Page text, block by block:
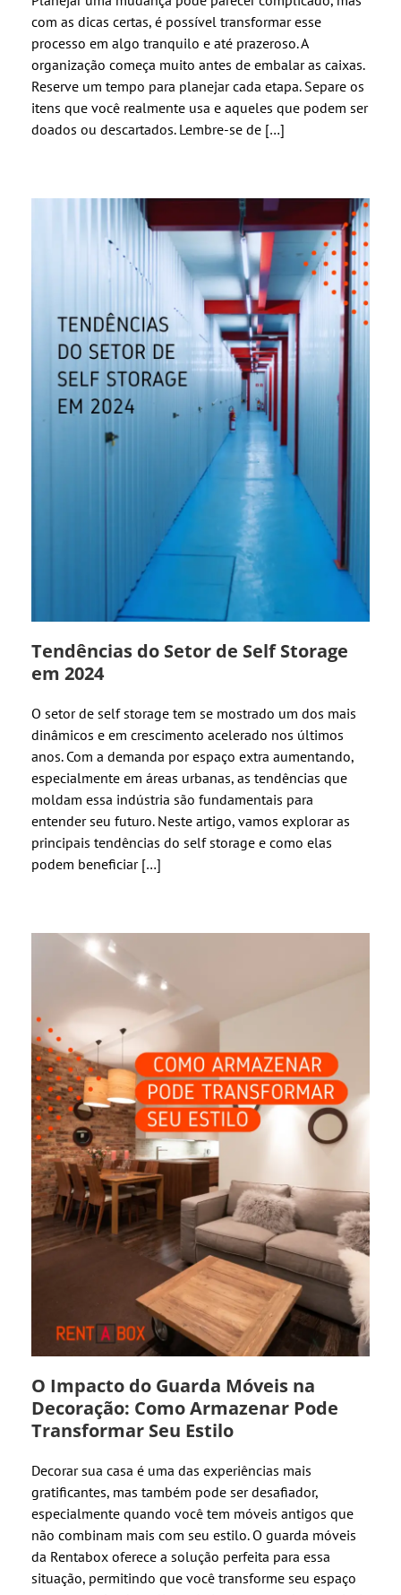
com as dicas certas, é possível transformar esse
processo em algo tranquilo e até prazeroso. A
organização começa muito antes de embalar as caixas.
Reserve um tempo para planejar cada etapa. Separe os
itens que você realmente usa e aqueles que podem ser
doados ou descartados. Lembre-se de […]
Tendências do Setor de Self Storage
em 2024
O setor de self storage tem se mostrado um dos mais
dinâmicos e em crescimento acelerado nos últimos
anos. Com a demanda por espaço extra aumentando,
especialmente em áreas urbanas, as tendências que
moldam essa indústria são fundamentais para
entender seu futuro. Neste artigo, vamos explorar as
principais tendências do self storage e como elas
podem beneficiar […]
O Impacto do Guarda Móveis na
Decoração: Como Armazenar Pode
Transformar Seu Estilo
Decorar sua casa é uma das experiências mais
gratificantes, mas também pode ser desafiador,
especialmente quando você tem móveis antigos que
não combinam mais com seu estilo. O guarda móveis
da Rentabox oferece a solução perfeita para essa
situação, permitindo que você transforme seu espaço